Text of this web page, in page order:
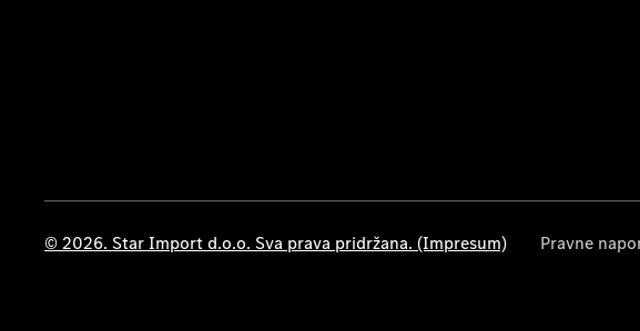
© 2026. Star Import d.o.o. Sva prava pridržana. (Impresum) Pravne